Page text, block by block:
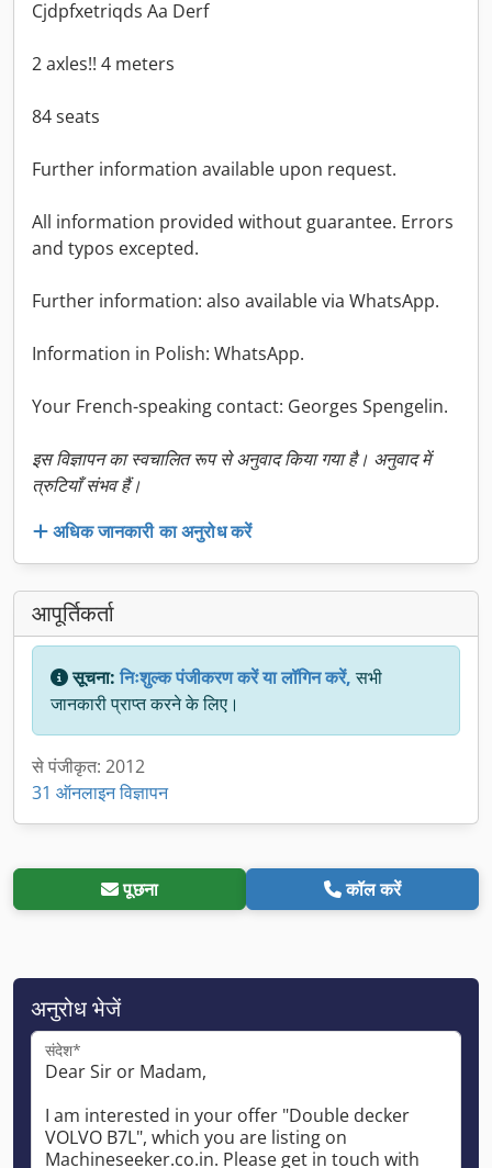
Cjdpfxetriqds Aa Derf
2 axles!! 4 meters
84 seats
Further information available upon request.
All information provided without guarantee. Errors
and typos excepted.
Further information: also available via WhatsApp.
Information in Polish: WhatsApp.
Your French-speaking contact: Georges Spengelin.
इस विज्ञापन का स्वचालित रूप से अनुवाद किया गया है। अनुवाद में
त्रुटियाँ संभव हैं।
अधिक जानकारी का अनुरोध करें
आपूर्तिकर्ता
सूचना:निःशुल्क पंजीकरण करें या लॉगिन करें,सभी
जानकारी प्राप्त करने के लिए।
से पंजीकृत: 2012
31 ऑनलाइन विज्ञापन
पूछना कॉल करें
अनुरोध भेजें
संदेश*